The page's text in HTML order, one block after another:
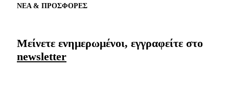
ΝΕΑ & ΠΡΟΣΦΟΡΕΣ
Μείνετε ενημερωμένοι, εγγραφείτε στο
newsletter